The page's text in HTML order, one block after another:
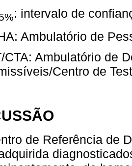
: intervalo de
Ambulatório de
CTA: Ambulatório de
Centro de
de Referência de